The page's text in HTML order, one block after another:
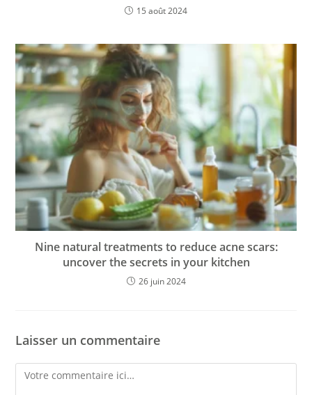
15 août 2024
Nine natural treatments to reduce acne scars:
uncover the secrets in your kitchen
26 juin 2024
Laisser un commentaire